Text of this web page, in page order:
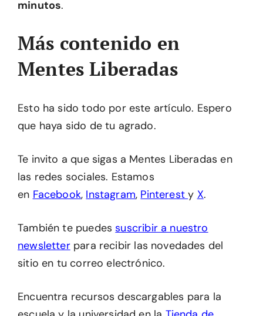
minutos.
Más contenido en
Mentes Liberadas
Esto ha sido todo por este artículo. Espero
que haya sido de tu agrado.
Te invito a que sigas a Mentes Liberadas en
las redes sociales. Estamos
en Facebook, Instagram, Pinteresty X.
También te puedessuscribir a nuestro
newsletterpara recibir las novedades del
sitio en tu correo electrónico.
Encuentra recursos descargables para la